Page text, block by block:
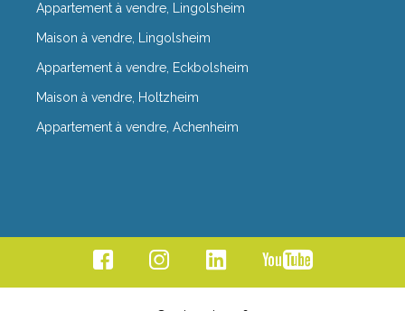
Appartement à vendre, Lingolsheim
Maison à vendre, Lingolsheim
Appartement à vendre, Eckbolsheim
Maison à vendre, Holtzheim
Appartement à vendre, Achenheim